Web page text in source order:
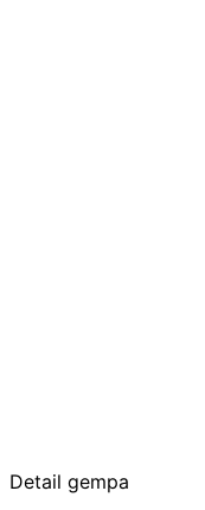
Detail gempa